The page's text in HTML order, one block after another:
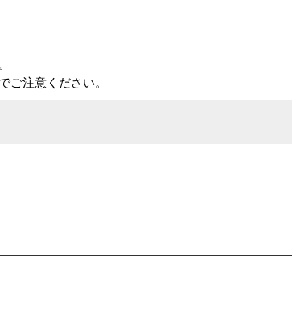
ご注意ください。